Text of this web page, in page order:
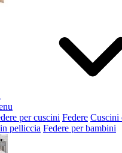
per cuscini Federe Cuscini
pelliccia Federe per bambini